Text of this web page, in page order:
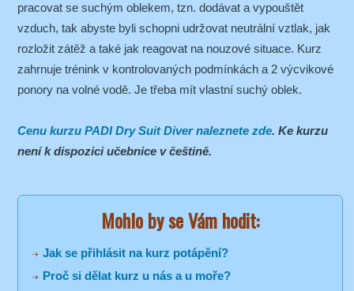
pracovat se suchým oblekem, tzn. dodávat a vypouštět
vzduch, tak abyste byli schopni udržovat neutrální vztlak, jak
rozložit zátěž a také jak reagovat na nouzové situace. Kurz
zahrnuje trénink v kontrolovaných podmínkách a 2 výcvikové
ponory na volné vodě. Je třeba mít vlastní suchý oblek.
Cenu kurzu PADI Dry Suit Diver naleznete zde. Ke kurzu
není k dispozici učebnice v češtině.
Mohlo by se Vám hodit:
Jak se přihlásit na kurz potápění?
Proč si dělat kurz u nás a u moře?